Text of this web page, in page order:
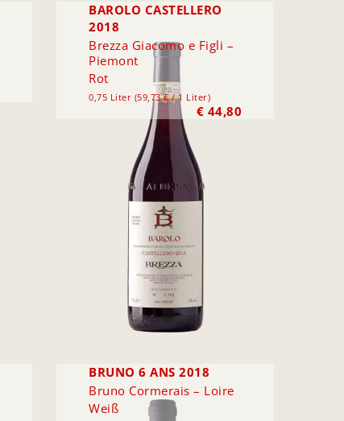
BAROLO CASTELLERO
2018
Brezza Giacomo e Figli –
Piemont
Rot
0,75 Liter (59,73 € / 1 Liter)
€ 44,80
BRUNO 6 ANS 2018
Bruno Cormerais – Loire
Weiß